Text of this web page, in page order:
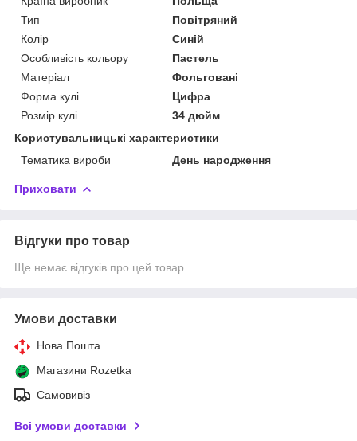
Тип
Повітряний
Колір
Синій
Особливість кольору
Пастель
Матеріал
Фольговані
Форма кулі
Цифра
Розмір кулі
34 дюйм
Користувальницькі характеристики
Тематика вироби
День народження
Приховати
Відгуки про товар
Ще немає відгуків про цей товар
Умови доставки
Нова Пошта
Магазини Rozetka
Самовивіз
Всі умови доставки